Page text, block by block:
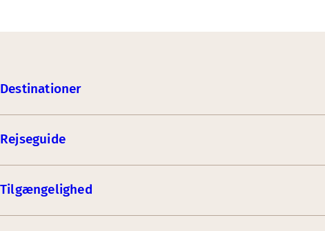
Destinationer
Rejseguide
Tilgængelighed